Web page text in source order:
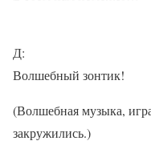
Д:
Волшебный зонтик!
(Волшебная музыка,
закружились.)